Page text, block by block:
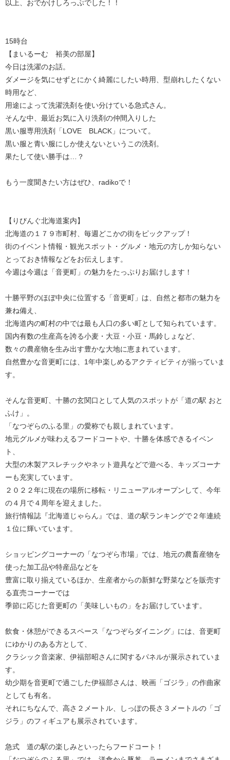
以上、おでかけしろっぷでした！！
15時台
【まいるーむ 裕美の部屋】
今日は洗濯のお話。
ダメージを気にせずとにかく綺麗にしたい時用、型崩れしたくない
時用など、
用途によって洗濯洗剤を使い分けている急式さん。
そんな中、最近お気に入り洗剤の仲間入りした
黒い服専用洗剤「LOVE BLACK」について。
黒い服と青い服にしか使えないというこの洗剤。
果たして使い勝手は…？
もう一度聞きたい方はぜひ、radikoで！
【りびんぐ北海道案内】
北海道の１７９市町村、毎週どこかの街をピックアップ！
街のイベント情報・観光スポット・グルメ・地元の方しか知らない
とっておき情報などをお伝えします。
今週は今週は「音更町」の魅力をたっぷりお届けします！
十勝平野のほぼ中央に位置する「音更町」は、自然と都市の魅力を
兼ね備え、
北海道内の町村の中では最も人口の多い町として知られています。
国内有数の生産高を誇る小麦・大豆・小豆・馬鈴しょなど、
数々の農産物を生み出す豊かな大地に恵まれています。
自然豊かな音更町には、1年中楽しめるアクティビティが揃っていま
す。
そんな音更町、十勝の玄関口として人気のスポットが「道の駅 おと
ふけ」。
「なつぞらのふる里」の愛称でも親しまれています。
地元グルメが味わえるフードコートや、十勝を体感できるイベン
ト、
大型の木製アスレチックやネット遊具などで遊べる、キッズコーナ
ーも充実しています。
２０２２年に現在の場所に移転・リニューアルオープンして、今年
の４月で４周年を迎えました。
旅行情報誌『北海道じゃらん』では、道の駅ランキングで２年連続
１位に輝いています。
ショッピングコーナーの「なつぞら市場」では、地元の農畜産物を
使った加工品や特産品などを
豊富に取り揃えているほか、生産者からの新鮮な野菜などを販売す
る直売コーナーでは
季節に応じた音更町の「美味しいもの」をお届けしています。
飲食・休憩ができるスペース「なつぞらダイニング」には、音更町
にゆかりのある方として、
クラシック音楽家、伊福部昭さんに関するパネルが展示されていま
す。
幼少期を音更町で過ごした伊福部さんは、映画「ゴジラ」の作曲家
としても有名。
それにちなんで、高さ２メートル、しっぽの長さ３メートルの「ゴ
ジラ」のフィギュアも展示されています。
急式 道の駅の楽しみといったらフードコート！